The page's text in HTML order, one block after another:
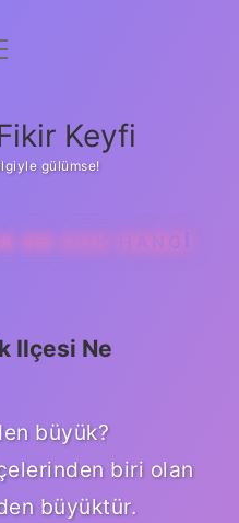
Keyfi
gülümse!
EN ÇOK HANGI
Ilçesi Ne
büyük?
biri olan
büyüktür.